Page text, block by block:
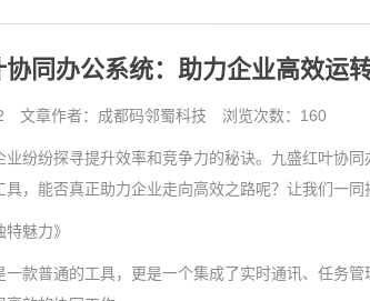
协同办公系统：助力企业高效运
文章作者：成都码邻蜀科技 浏览次数： 160
纷纷探寻提升效率和竞争力的秘诀。九盛红叶协
，能否真正助力企业走向高效之路呢？让我们一同
魅力》
款普通的工具，更是一个集成了实时通讯、任务